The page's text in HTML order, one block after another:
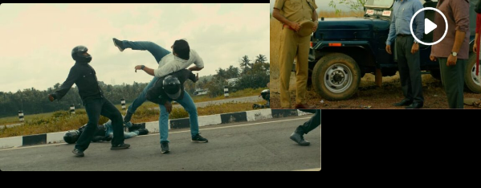
ബസൂക്ക ട്രൈലർ